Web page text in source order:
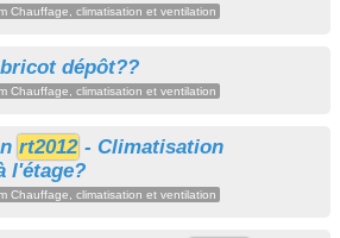
Chauffage, climatisation et ventilation
dépôt??
Chauffage, climatisation et ventilation
rt2012 - Climatisation
l'étage?
Chauffage, climatisation et ventilation